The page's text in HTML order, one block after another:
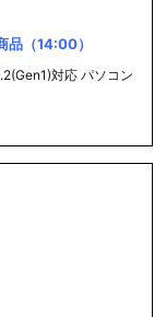
品（14:00）
対応 パソコン